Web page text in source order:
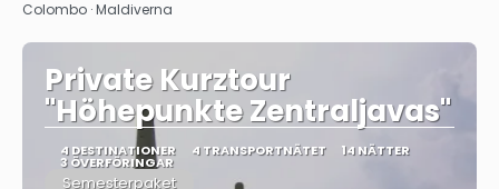
Colombo · Maldiverna
Private Kurztour
"Höhepunkte Zentraljavas"
4 DESTINATIONER 4 TRANSPORTNÄTET 14 NÄTTER
3 ÖVERFÖRINGAR
Semesterpaket